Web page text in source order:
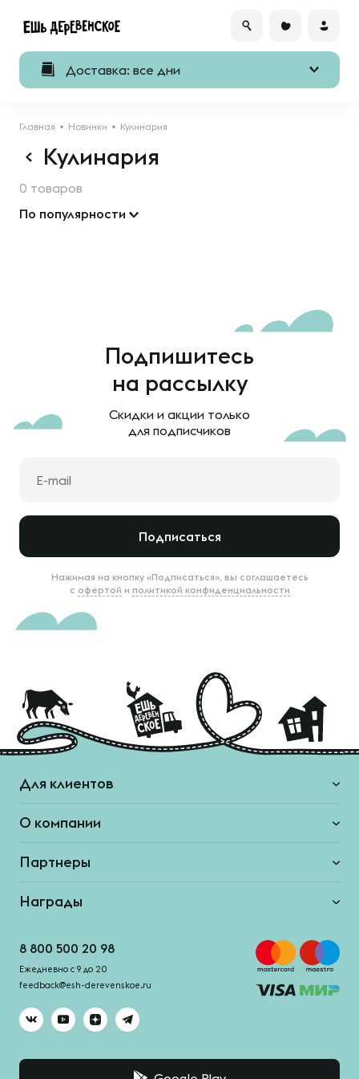
Доставка: все дни
Главная Новинки Кулинария
Кулинария
0 товаров
По популярности
Подпишитесь
на рассылку
Скидки и акции только
для подписчиков
Подписаться
Нажимая на кнопку «Подписаться», вы соглашаетесь
с офертой и политикой конфиденциальности
Для клиентов
О компании
Партнеры
Награды
8 800 500 20 98
Ежедневно с 9 до 20
feedback@esh-derevenskoe.ru